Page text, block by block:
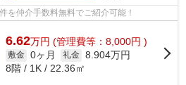
を仲介手数料無料でご紹介可能！
6.62万円 (管理費等：8,000円 )
敷金 0ヶ月 礼金 8.904万円
8階 / 1K / 22.36㎡